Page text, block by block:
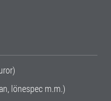
lönespec m.m.)